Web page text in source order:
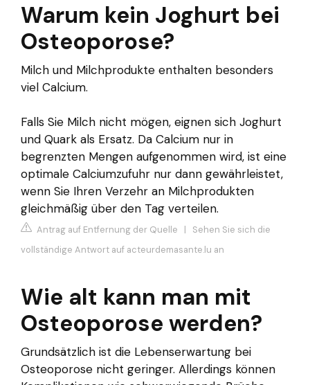
Warum kein Joghurt bei
Osteoporose?
Milch und Milchprodukte enthalten besonders
viel Calcium.
Falls Sie Milch nicht mögen, eignen sich Joghurt
und Quark als Ersatz. Da Calcium nur in
begrenzten Mengen aufgenommen wird, ist eine
optimale Calciumzufuhr nur dann gewährleistet,
wenn Sie Ihren Verzehr an Milchprodukten
gleichmäßig über den Tag verteilen.
Antrag auf Entfernung der Quelle | Sehen Sie sich die
vollständige Antwort auf acteurdemasante.lu an
Wie alt kann man mit
Osteoporose werden?
Grundsätzlich ist die Lebenserwartung bei
Osteoporose nicht geringer. Allerdings können